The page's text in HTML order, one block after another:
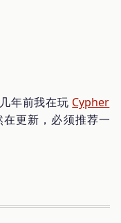
年前我在玩 Cypher
更新，必须推荐一